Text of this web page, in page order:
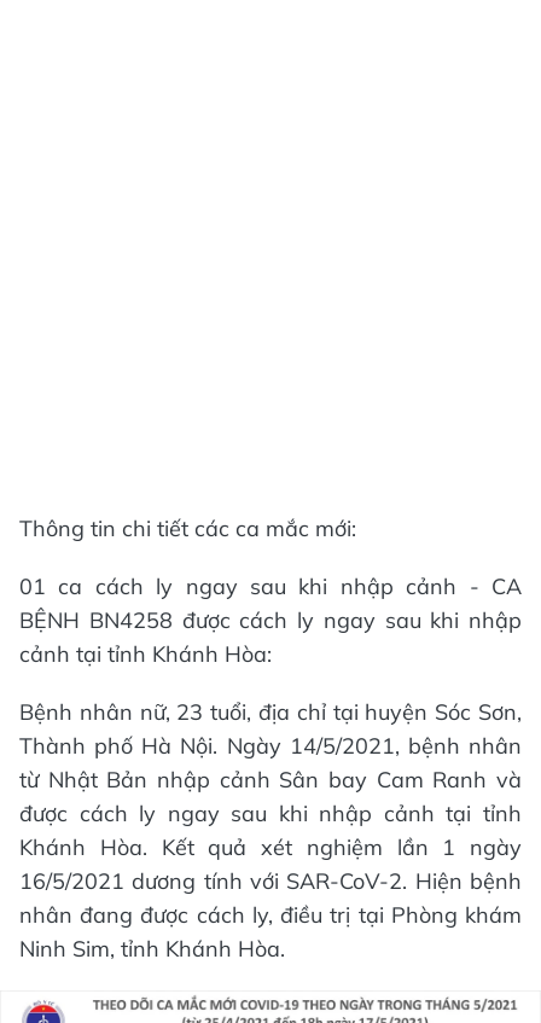
Thông tin chi tiết các ca mắc mới:
01 ca cách ly ngay sau khi nhập cảnh - CA
BỆNH BN4258 được cách ly ngay sau khi nhập
cảnh tại tỉnh Khánh Hòa:
Bệnh nhân nữ, 23 tuổi, địa chỉ tại huyện Sóc Sơn,
Thành phố Hà Nội. Ngày 14/5/2021, bệnh nhân
từ Nhật Bản nhập cảnh Sân bay Cam Ranh và
được cách ly ngay sau khi nhập cảnh tại tỉnh
Khánh Hòa. Kết quả xét nghiệm lần 1 ngày
16/5/2021 dương tính với SAR-CoV-2. Hiện bệnh
nhân đang được cách ly, điều trị tại Phòng khám
Ninh Sim, tỉnh Khánh Hòa.